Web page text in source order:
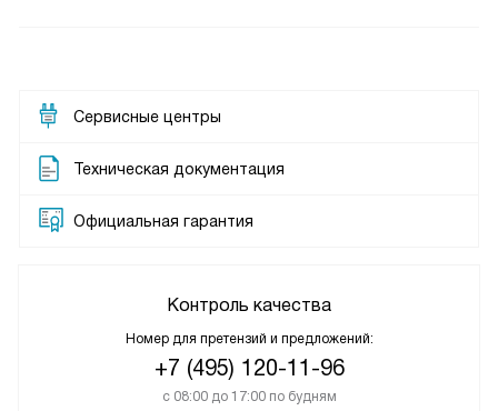
Сервисные центры
Техническая документация
Официальная гарантия
Контроль качества
Номер для претензий и предложений:
+7 (495) 120-11-96
с 08:00 до 17:00 по будням